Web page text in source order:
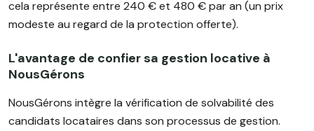
cela représente entre 240 € et 480 € par an (un prix
modeste au regard de la protection offerte).
L'avantage de confier sa gestion locative à
NousGérons
NousGérons intègre la vérification de solvabilité des
candidats locataires dans son processus de gestion.